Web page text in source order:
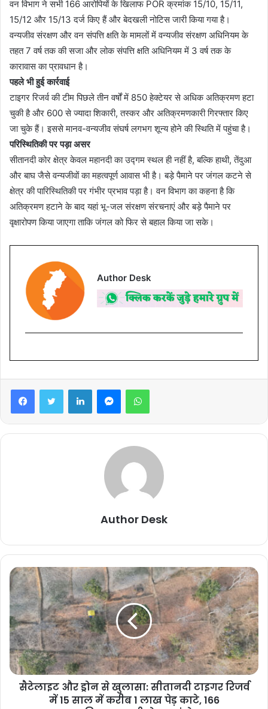
वन विभाग ने सभी 166 आरोपियों के खिलाफ POR क्रमांक 15/10, 15/11,
15/12 और 15/13 दर्ज किए हैं और बेदखली नोटिस जारी किया गया है।
वन्यजीव संरक्षण और वन संपत्ति क्षति के मामलों में वन्यजीव संरक्षण अधिनियम के
तहत 7 वर्ष तक की सजा और लोक संपत्ति क्षति अधिनियम में 3 वर्ष तक के
कारावास का प्रावधान है।
पहले भी हुई कार्रवाई
टाइगर रिजर्व की टीम पिछले तीन वर्षों में 850 हेक्टेयर से अधिक अतिक्रमण हटा
चुकी है और 600 से ज्यादा शिकारी, तस्कर और अतिक्रमणकारी गिरफ्तार किए
जा चुके हैं। इससे मानव-वन्यजीव संघर्ष लगभग शून्य होने की स्थिति में पहुंचा है।
परिस्थितिकी पर पड़ा असर
सीतानदी कोर क्षेत्र केवल महानदी का उद्गम स्थल ही नहीं है, बल्कि हाथी, तेंदुआ
और बाघ जैसे वन्यजीवों का महत्वपूर्ण आवास भी है। बड़े पैमाने पर जंगल कटने से
क्षेत्र की पारिस्थितिकी पर गंभीर प्रभाव पड़ा है। वन विभाग का कहना है कि
अतिक्रमण हटाने के बाद यहां भू-जल संरक्षण संरचनाएं और बड़े पैमाने पर
वृक्षारोपण किया जाएगा ताकि जंगल को फिर से बहाल किया जा सके।
Author Desk
FacebookTwitter LinkedInMessengerWhatsApp
Author Desk
सैटेलाइट और ड्रोन से खुलासा: सीतानदी टाइगर रिजर्व
में 15 साल में करीब 1 लाख पेड़ काटे, 166